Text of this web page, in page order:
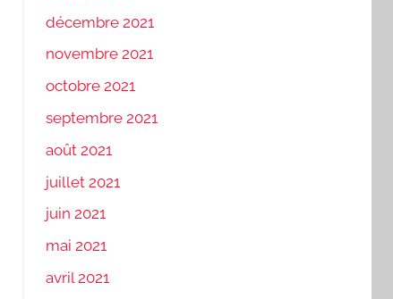
décembre 2021
novembre 2021
octobre 2021
septembre 2021
août 2021
juillet 2021
juin 2021
mai 2021
avril 2021